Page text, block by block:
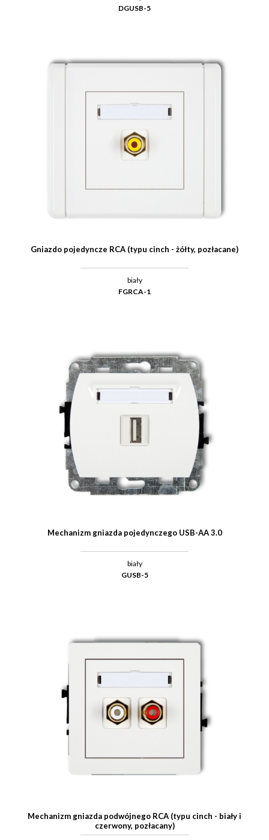
DGUSB-5
Gniazdo pojedyncze RCA (typu cinch - żółty, pozłacane)
biały
FGRCA-1
Mechanizm gniazda pojedynczego USB-AA 3.0
biały
GUSB-5
Mechanizm gniazda podwójnego RCA (typu cinch - biały i
czerwony, pozłacany)